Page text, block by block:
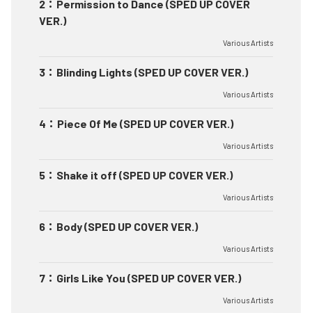
2 ： Permission to Dance (SPED UP COVER
VER.)
Various Artists
3 ： Blinding Lights (SPED UP COVER VER.)
Various Artists
4 ： Piece Of Me (SPED UP COVER VER.)
Various Artists
5 ： Shake it off (SPED UP COVER VER.)
Various Artists
6 ： Body (SPED UP COVER VER.)
Various Artists
7 ： Girls Like You (SPED UP COVER VER.)
Various Artists